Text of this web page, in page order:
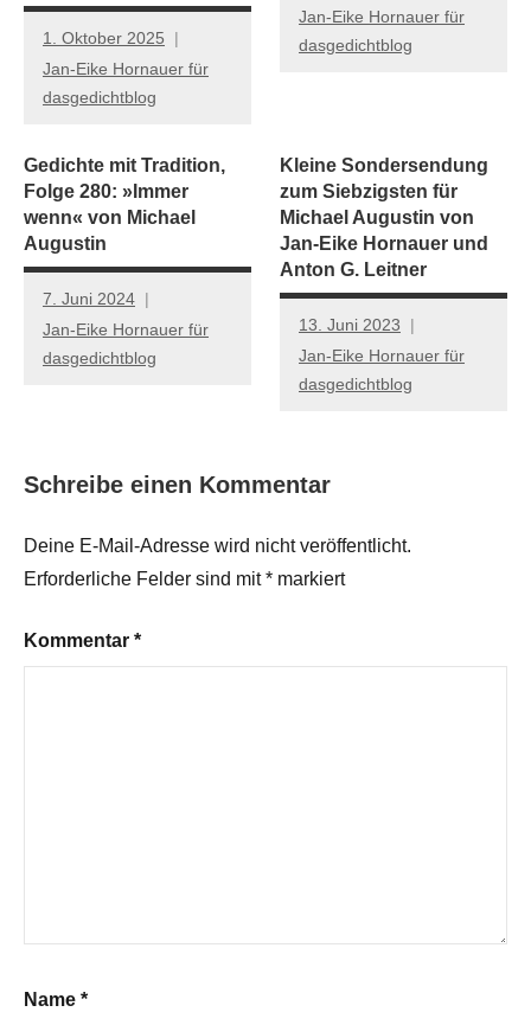
1. Oktober 2025
Jan-Eike Hornauer für
dasgedichtblog
Jan-Eike Hornauer für
dasgedichtblog
Gedichte mit Tradition,
Folge 280: »Immer
wenn« von Michael
Augustin
7. Juni 2024
Jan-Eike Hornauer für
dasgedichtblog
Kleine Sondersendung
zum Siebzigsten für
Michael Augustin von
Jan-Eike Hornauer und
Anton G. Leitner
13. Juni 2023
Jan-Eike Hornauer für
dasgedichtblog
Schreibe einen Kommentar
Deine E-Mail-Adresse wird nicht veröffentlicht.
Erforderliche Felder sind mit* markiert
Kommentar *
Name *